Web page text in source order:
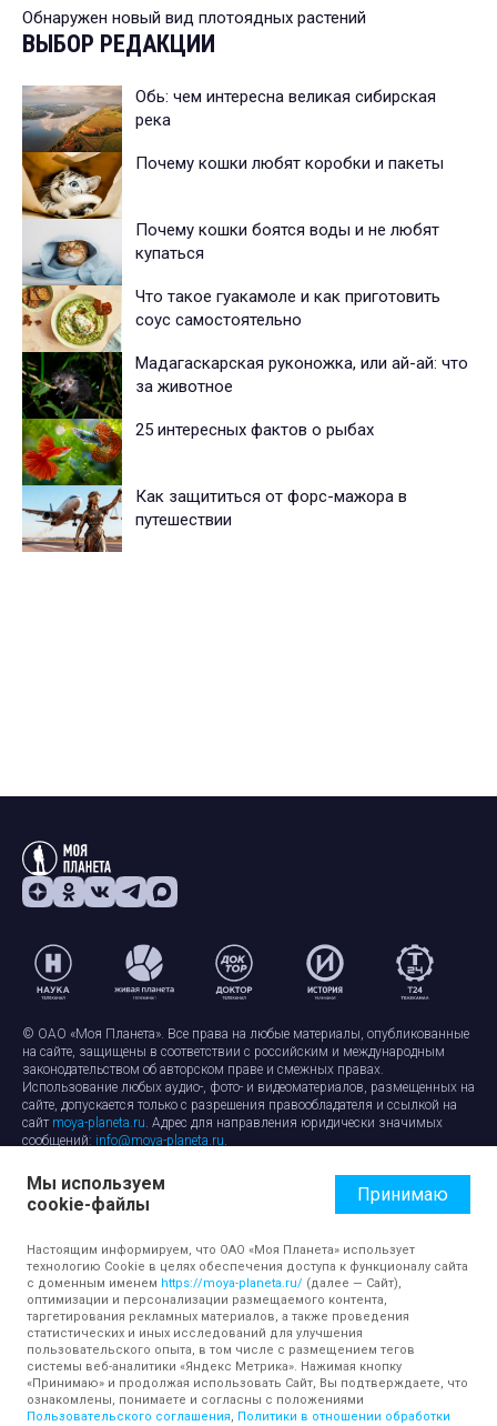
Обнаружен новый вид плотоядных растений
ВЫБОР РЕДАКЦИИ
Обь: чем интересна великая сибирская
река
Почему кошки любят коробки и пакеты
Почему кошки боятся воды и не любят
купаться
Что такое гуакамоле и как приготовить
соус самостоятельно
Мадагаскарская руконожка, или ай-ай: что
за животное
25 интересных фактов о рыбах
Как защититься от форс-мажора в
путешествии
© ОАО «Моя Планета». Все права на любые материалы, опубликованные
на сайте, защищены в соответствии с российским и международным
законодательством об авторском праве и смежных правах.
Использование любых аудио-, фото- и видеоматериалов, размещенных на
сайте, допускается только с разрешения правообладателя и ссылкой на
сайт moya-planeta.ru. Адрес для направления юридически значимых
сообщений: info@moya-planeta.ru.
Правила сайтаРабота с cookie-файлами
Защита персональных данных
Обработка персональных данных
Мы используем
cookie-файлы
Принимаю
Настоящим информируем, что ОАО «Моя Планета» использует
технологию Cookie в целях обеспечения доступа к функционалу сайта
с доменным именем https://moya-planeta.ru/ (далее — Сайт),
оптимизации и персонализации размещаемого контента,
таргетирования рекламных материалов, а также проведения
статистических и иных исследований для улучшения
пользовательского опыта, в том числе с размещением тегов
системы веб-аналитики «Яндекс Метрика». Нажимая кнопку
«Принимаю» и продолжая использовать Сайт, Вы подтверждаете, что
ознакомлены, понимаете и согласны с положениями
Пользовательского соглашения, Политики в отношении обработки